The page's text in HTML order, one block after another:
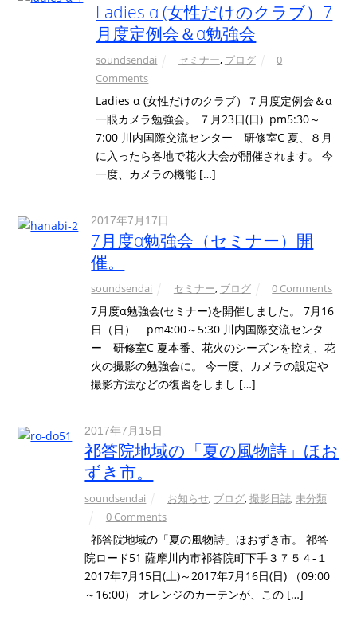
Ladies α (女性だけのクラブ）7
月度定例会＆α勉強会
soundsendai セミナー, ブログ
0
Comments
Ladies α (女性だけのクラブ）７月度定例会＆α
一眼カメラ勉強会。 ７月23日(日) pm5:30～
7:00 川内国際交流センター 研修室C 夏、８月
に入ったら各地で花火大会が開催されます。 今
一度、カメラの機能 […]
2017年7月17日
7月度α勉強会（セミナー）開
催。
soundsendai セミナー, ブログ 0 Comments
7月度α勉強会(セミナー)を開催しました。 7月16
日（日） pm4:00～5:30 川内国際交流センタ
ー 研修室C 夏本番、花火のシーズンを控え、花
火の撮影の勉強会に。 今一度、カメラの設定や
撮影方法などの復習をしまし […]
2017年7月15日
祁答院地域の「夏の風物詩」ほお
ずき市。
soundsendai お知らせ, ブログ,撮影日誌,未分類
0 Comments
祁答院地域の「夏の風物詩」ほおずき市。 祁答
院ロード51 薩摩川内市祁答院町下手３７５４-１
2017年7月15日(土)～2017年7月16日(日) （09:00
～16:00） オレンジのカーテンが、この […]